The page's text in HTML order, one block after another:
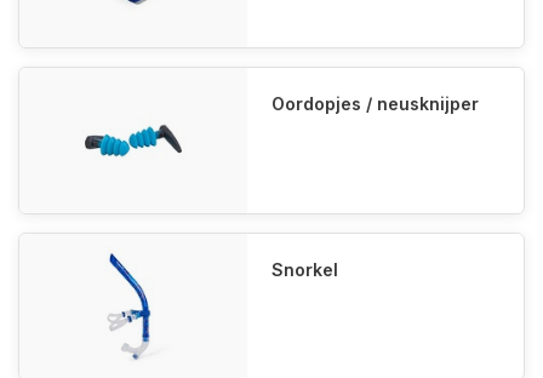
Oordopjes / neusknijper
Snorkel